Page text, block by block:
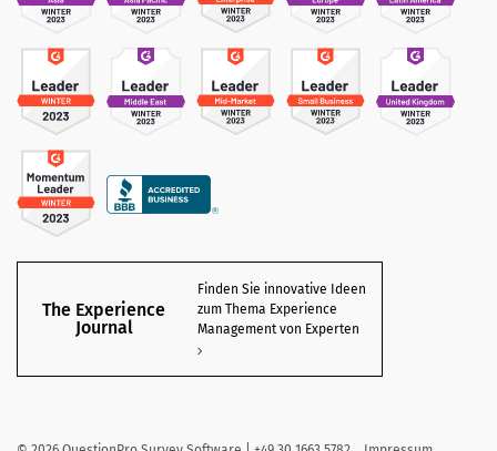
The Experience
Journal
Finden Sie innovative Ideen
zum Thema Experience
Management von Experten